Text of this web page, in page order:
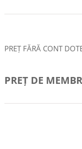
PREȚ FĂRĂ CONT
PREȚ DE